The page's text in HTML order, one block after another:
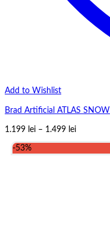
Add to Wishlist
Brad Artificial ATLAS SNOW
1.199 lei – 1.499 leiInterval
-53%